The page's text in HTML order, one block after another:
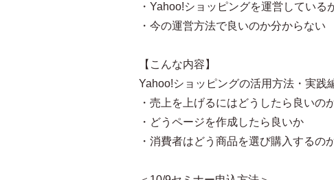
・Yahoo!ショッピングを運営してい
・今の運営方法で良いのか分からない
【こんな内容】
Yahoo!ショッピングの活用方法・実践
・売上を上げるにはどうしたら良いの
・どうページを作成したら良いか
・消費者はどう商品を選び購入する